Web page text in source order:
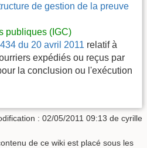
de gestion de la preuve
publiques (IGC)
du 20 avril 2011 relatif à
expédiés ou reçus par
la conclusion ou l'exécution
: 02/05/2011 09:13 de cyrille
de ce wiki est placé sous les